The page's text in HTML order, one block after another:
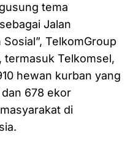
tema
Jalan
TelkomGroup
termasuk Telkomsel,
hewan kurban yang
678 ekor
di